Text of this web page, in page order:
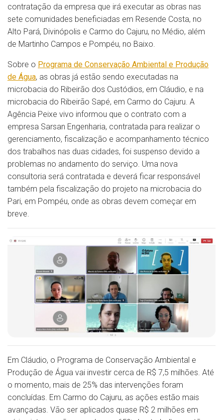
contratação da empresa que irá executar as obras nas
sete comunidades beneficiadas em Resende Costa, no
Alto Pará, Divinópolis e Carmo do Cajuru, no Médio, além
de Martinho Campos e Pompéu, no Baixo.
Sobre o Programa de Conservação Ambiental e Produção
de Água, as obras já estão sendo executadas na
microbacia do Ribeirão dos Custódios, em Cláudio, e na
microbacia do Ribeirão Sapé, em Carmo do Cajuru. A
Agência Peixe vivo informou que o contrato com a
empresa Sarsan Engenharia, contratada para realizar o
gerenciamento, fiscalização e acompanhamento técnico
dos trabalhos nas duas cidades, foi suspenso devido a
problemas no andamento do serviço. Uma nova
consultoria será contratada e deverá ficar responsável
também pela fiscalização do projeto na microbacia do
Pari, em Pompéu, onde as obras devem começar em
breve.
Em Cláudio, o Programa de Conservação Ambiental e
Produção de Água vai investir cerca de R$ 7,5 milhões. Até
o momento, mais de 25% das intervenções foram
concluídas. Em Carmo do Cajuru, as ações estão mais
avançadas. Vão ser aplicados quase R$ 2 milhões em